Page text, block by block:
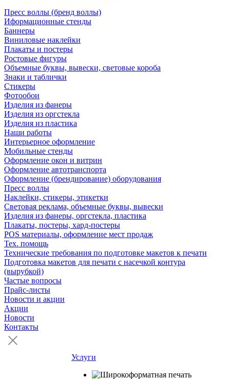
Пресс воллы (бренд воллы)
Иформационные стенды
Баннеры
Виниловые наклейки
Плакаты и постеры
Ростовые фигуры
Объемные буквы, вывески, световые короба
Знаки и таблички
Стикеры
Фотообои
Изделия из фанеры
Изделия из оргстекла
Изделия из пластика
Наши работы
Интерьерное оформление
Мобильные стенды
Оформление окон и витрин
Оформление автотранспорта
Оформление (брендирование) оборудования
Пресс воллы
Наклейки, стикеры, этикетки
Световая реклама, объемные буквы, вывески
Изделия из фанеры, оргстекла, пластика
Плакаты, постеры, хард-постеры
POS материалы, оформление мест продаж
Тех. помощь
Технические требования по подготовке макетов к печати
Подготовка макетов для печати с насечкой контура
(вырубкой)
Частые вопросы
Прайс-листы
Новости и акции
Акции
Новости
Контакты
Услуги